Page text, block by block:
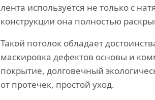
лента используется не только с
конструкции она полностью
Такой потолок обладает
маскировка дефектов основы и
покрытие, долговечный
от протечек, простой уход.